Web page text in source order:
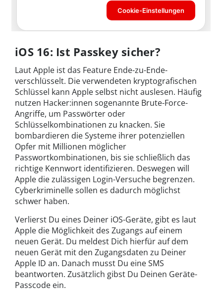
iOS 16: Ist Passkey sicher?
Laut Apple ist das Feature Ende-zu-Ende-
verschlüsselt. Die verwendeten kryptografischen
Schlüssel kann Apple selbst nicht auslesen. Häufig
nutzen Hacker:innen sogenannte Brute-Force-
Angriffe, um Passwörter oder
Schlüsselkombinationen zu knacken. Sie
bombardieren die Systeme ihrer potenziellen
Opfer mit Millionen möglicher
Passwortkombinationen, bis sie schließlich das
richtige Kennwort identifizieren. Deswegen will
Apple die zulässigen Login-Versuche begrenzen.
Cyberkriminelle sollen es dadurch möglichst
schwer haben.
Verlierst Du eines Deiner iOS-Geräte, gibt es laut
Apple die Möglichkeit des Zugangs auf einem
neuen Gerät. Du meldest Dich hierfür auf dem
neuen Gerät mit den Zugangsdaten zu Deiner
Apple ID an. Danach musst Du eine SMS
beantworten. Zusätzlich gibst Du Deinen Geräte-
Passcode ein.